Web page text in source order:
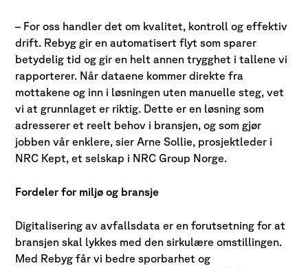
– For oss handler det om kvalitet, kontroll og effektiv
drift. Rebyg gir en automatisert flyt som sparer
betydelig tid og gir en helt annen trygghet i tallene vi
rapporterer. Når dataene kommer direkte fra
mottakene og inn i løsningen uten manuelle steg, vet
vi at grunnlaget er riktig. Dette er en løsning som
adresserer et reelt behov i bransjen, og som gjør
jobben vår enklere, sier Arne Sollie, prosjektleder i
NRC Kept, et selskap i NRC Group Norge.
Fordeler for miljø og bransje
Digitalisering av avfallsdata er en forutsetning for at
bransjen skal lykkes med den sirkulære omstillingen.
Med Rebyg får vi bedre sporbarhet og